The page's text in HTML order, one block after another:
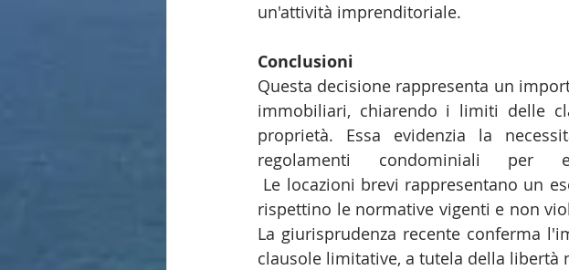
un'attività imprenditoriale.
Conclusioni
Questa decisione rappresenta un
immobiliari, chiarendo i limiti delle
proprietà. Essa evidenzia la
regolamenti condominiali
Le locazioni brevi rappresentano un
rispettino le normative vigenti e non
La giurisprudenza recente conferma
clausole limitative, a tutela della libertà